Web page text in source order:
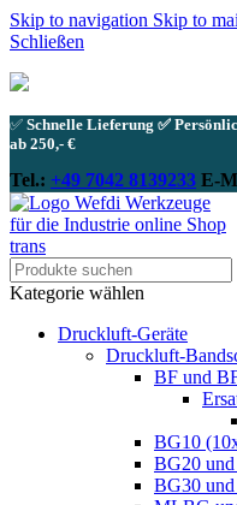
Skip to navigation Skip to
Schließen
✅ Schnelle Lieferung ✅
ab 250,- €
Tel.: +49 7042 8139233 E-
Kategorie wählen
Druckluft-Geräte
Druckluft-
BF und
BG10
BG20
BG30